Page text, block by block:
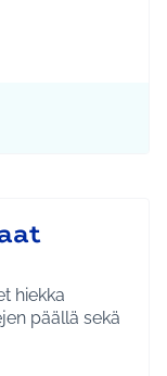
Ympäristö
hiekka
päällä sekä